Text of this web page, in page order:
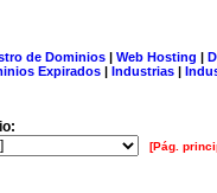
de Dominios| Web Hosting |
Expirados | Industrias |
[Pág.